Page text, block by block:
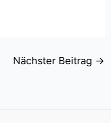
Nächster Beitrag →